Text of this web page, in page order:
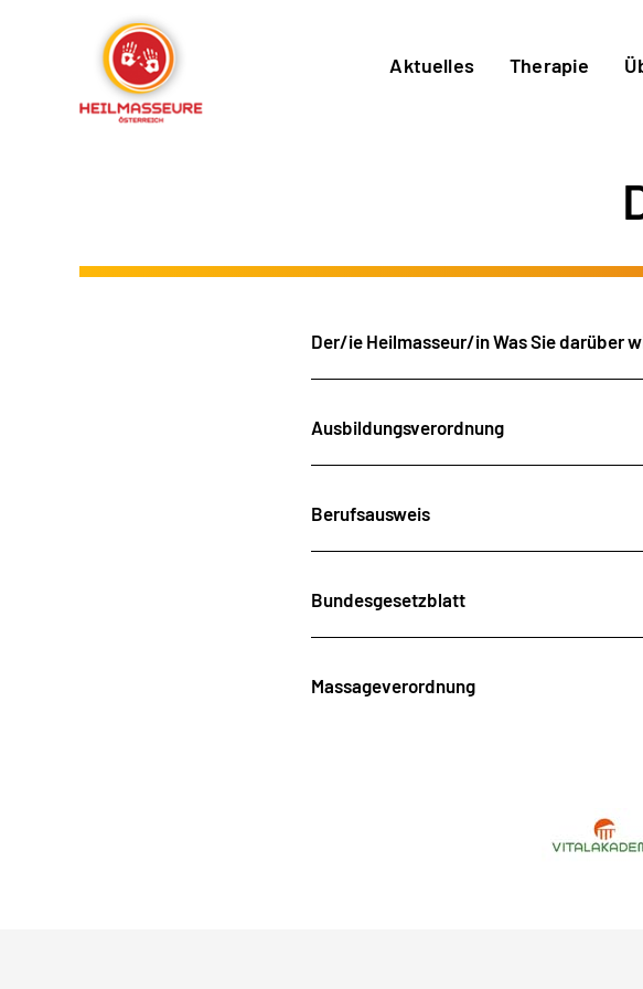
Aktuelles Therapie
Der/ie Heilmasseur/in Was Sie darüber
Ausbildungsverordnung
Berufsausweis
Bundesgesetzblatt
Massageverordnung